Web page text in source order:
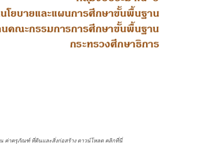
ค่าครุภัณฑ์ ที่ดินและสิ่งก่อสร้าง ดาวน์โหลด คลิกที่นี่